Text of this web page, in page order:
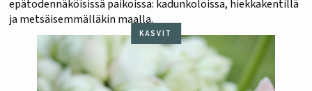
epätodennäköisissä paikoissa: kadunkoloissa, hiekkakentillä
ja metsäisemmälläkin maalla.
KASVIT